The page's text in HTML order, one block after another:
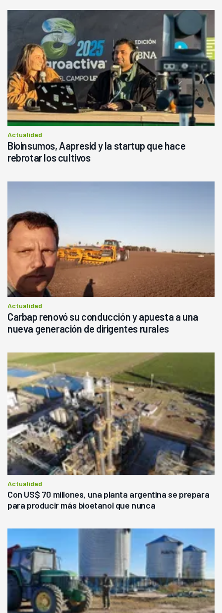
Actualidad
Bioinsumos, Aapresid y la startup que hace
rebrotar los cultivos
Actualidad
Carbap renovó su conducción y apuesta a una
nueva generación de dirigentes rurales
Actualidad
Con US$ 70 millones, una planta argentina se prepara
para producir más bioetanol que nunca